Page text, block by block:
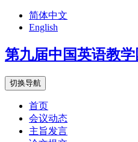
简体中文
English
第九届中国英语教
切换导航
首页
会议动态
主旨发言